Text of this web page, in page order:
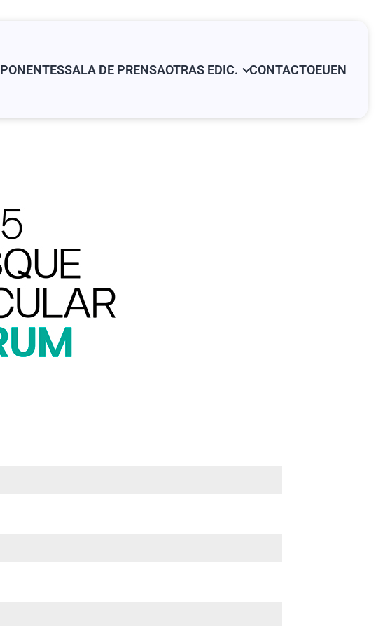
PONENTESSALA DE PRENSAOTRAS EDIC. CONTACTOEUEN